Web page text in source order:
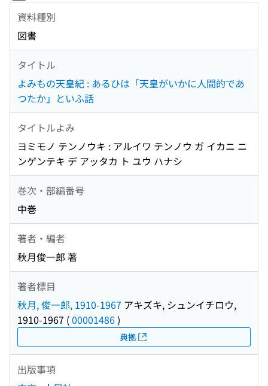
資料種別
図書
タイトル
よみもの天皇紀 : あるひは「天皇がいかに人間的であ
つたか」といふ話
タイトルよみ
ヨミモノ テンノウキ : アルイワ テンノウ ガ イカニ ニ
ンゲンテキ デ アッタカ ト ユウ ハナシ
巻次・部編番号
中巻
著者・編者
秋月俊一郎 著
著者標目
秋月, 俊一郎, 1910-1967 アキズキ, シュンイチロウ,
1910-1967 (00001486)
典拠
出版事項